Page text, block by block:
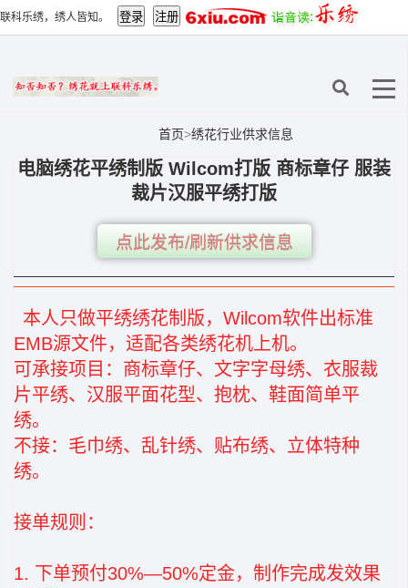
联科乐绣，绣人皆知。
首页>绣花行业供求信息
电脑绣花平绣制版 Wilcom打版 商标章仔 服装
裁片汉服平绣打版
点此发布/刷新供求信息
本人只做平绣绣花制版，Wilcom软件出标准
EMB源文件，适配各类绣花机上机。
可承接项目：商标章仔、文字字母绣、衣服裁
片平绣、汉服平面花型、抱枕、鞋面简单平
绣。
不接：毛巾绣、乱针绣、贴布绣、立体特种
绣。
接单规则：
1. 下单预付30%—50%定金，制作完成发效果